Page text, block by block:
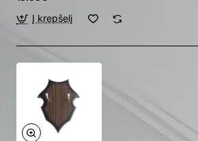
Į krepšelį